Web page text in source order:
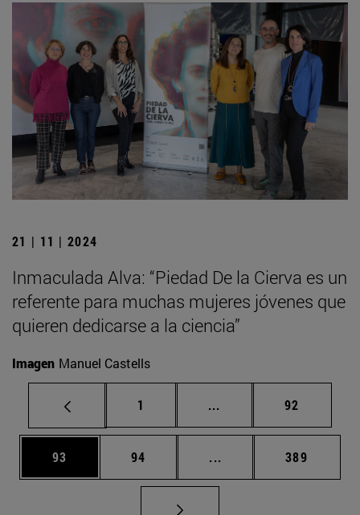
21 | 11 | 2024
Inmaculada Alva: “Piedad De la Cierva es un
referente para muchas mujeres jóvenes que
quieren dedicarse a la ciencia”
Imagen Manuel Castells
Página
1 ... Páginas intermedias
Página
92
Página
93 Página
94 ... Páginas intermedias
Página
389